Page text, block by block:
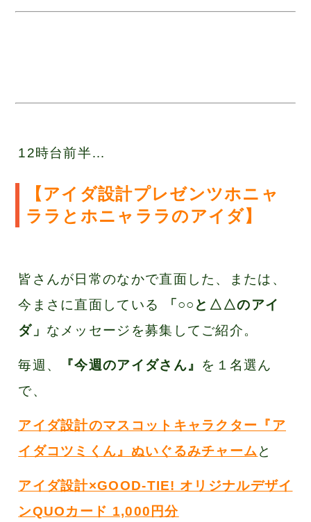
12時台前半…
【アイダ設計プレゼンツホニャ
ララとホニャララのアイダ】
皆さんが日常のなかで直面した、または、
今まさに直面している
「○○と△△のアイ
ダ」 なメッセージを募集してご紹介。
毎週、 『今週のアイダさん』 を１名選ん
で、
アイダ設計のマスコットキャラクター『ア
イダコツミくん』ぬいぐるみチャームと
アイダ設計×GOOD-TIE! オリジナルデザイ
ンQUOカード 1,000円分